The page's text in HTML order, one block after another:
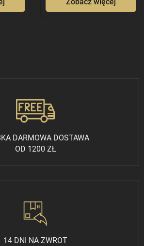
Zobacz więcej
DARMOWA DOSTAWA
OD 1200 ZŁ
14 DNI NA ZWROT